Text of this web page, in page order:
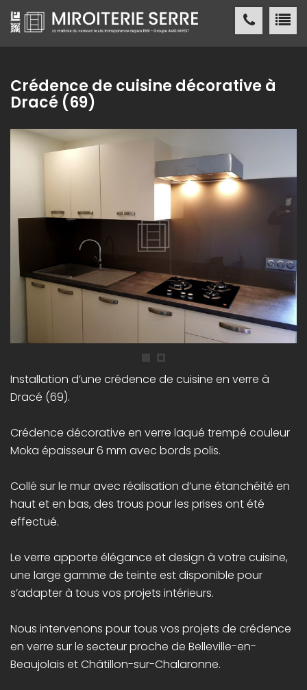
Miroiterie SERRE Création métallique
PRODUITS
NOSRÉALISATIONS
ACTUALITÉS/ PRESSE
CONTACT
Crédence de cuisine décorative à
Dracé (69)
Installation d’une crédence de cuisine en verre à
Dracé (69).
Crédence décorative en verre laqué trempé couleur
Moka épaisseur 6 mm avec bords polis.
Collé sur le mur avec réalisation d’une étanchéité en
haut et en bas, des trous pour les prises ont été
effectué.
Le verre apporte élégance et design à votre cuisine,
une large gamme de teinte est disponible pour
s’adapter à tous vos projets intérieurs.
Nous intervenons pour tous vos projets de crédence
en verre sur le secteur proche de Belleville-en-
Beaujolais et Châtillon-sur-Chalaronne.